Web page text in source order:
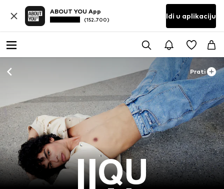
ABOUT YOU App
(152.700) Idi u aplikaciju
Prati